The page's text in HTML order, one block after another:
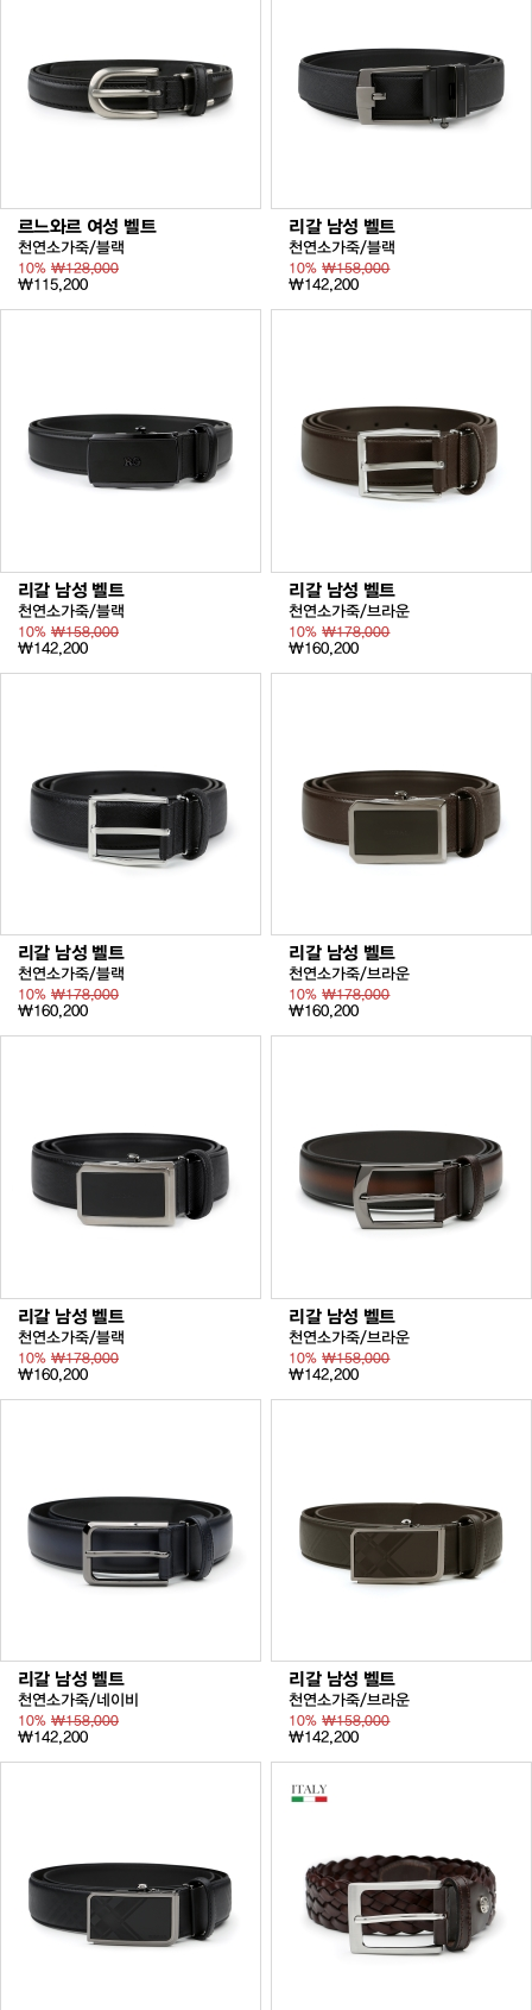
르느와르 여성 벨트
천연소가죽/블랙
10% ₩128,000
₩115,200
리갈 남성 벨트
천연소가죽/블랙
10%₩158,000
₩142,200
리갈 남성 벨트
천연소가죽/블랙
10% ₩158,000
₩142,200
리갈 남성 벨트
천연소가죽/브라운
10%₩178,000
₩160,200
리갈 남성 벨트
천연소가죽/블랙
10% ₩178,000
₩160,200
리갈 남성 벨트
천연소가죽/브라운
10%₩178,000
₩160,200
리갈 남성 벨트
천연소가죽/블랙
10% ₩178,000
₩160,200
리갈 남성 벨트
천연소가죽/브라운
10%₩158,000
₩142,200
리갈 남성 벨트
천연소가죽/네이비
10% ₩158,000
₩142,200
리갈 남성 벨트
천연소가죽/브라운
10%₩158,000
₩142,200